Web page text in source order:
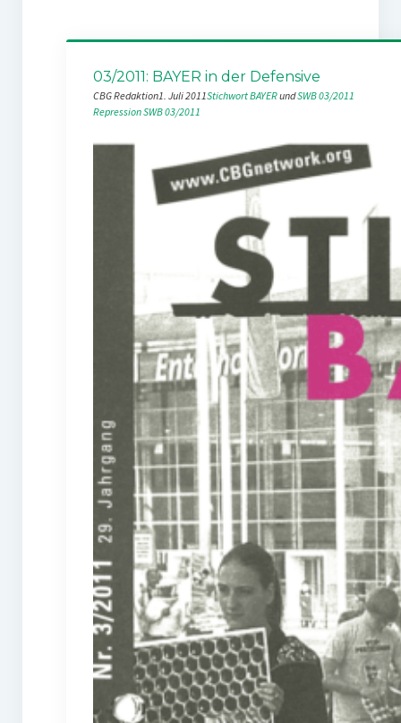
03/2011: BAYER in der Defensive
CBG Redaktion1. Juli 2011Stichwort BAYER und SWB 03/2011
RepressionSWB 03/2011